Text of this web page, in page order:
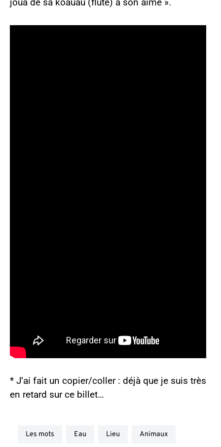
joua de sa kōauau (flûte) à son aimé ».
* J’ai fait un copier/coller : déjà que je suis très
en retard sur ce billet…
les mots eau lieu animaux